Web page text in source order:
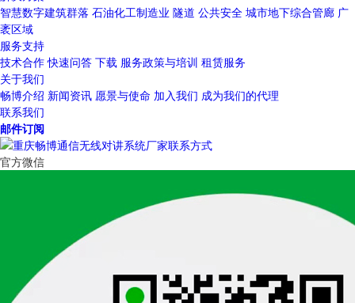
智慧数字建筑群落 石油化工制造业 隧道 公共安全 城市地下综合管廊 广
袤区域
服务支持
技术合作 快速问答 下载 服务政策与培训 租赁服务
关于我们
畅博介绍 新闻资讯 愿景与使命 加入我们 成为我们的代理
联系我们
邮件订阅
官方微信